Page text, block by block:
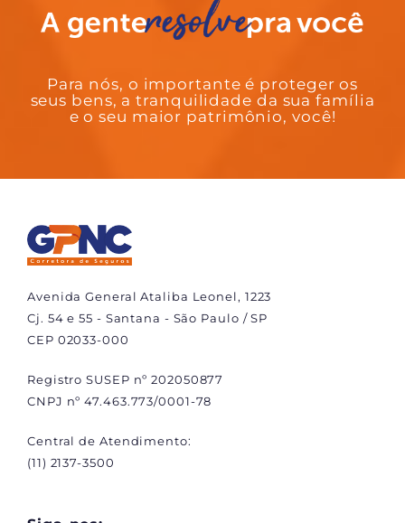
Para nós, o importante é proteger os
seus bens, a tranquilidade da sua família
e o seu maior patrimônio, você!
Avenida General Ataliba Leonel, 1223
Cj. 54 e 55 - Santana - São Paulo / SP
CEP 02033-000
Registro SUSEP nº 202050877
CNPJ nº 47.463.773/0001-78
Central de Atendimento:
(11) 2137-3500